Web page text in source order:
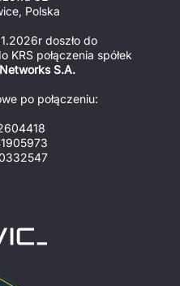
Polska
doszło do
S.A.
po połączeniu: